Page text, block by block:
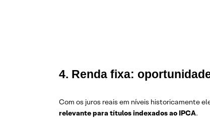
4. Renda fixa:
Com os juros reais em níveis historicamente
relevante para títulos indexados ao IPCA.